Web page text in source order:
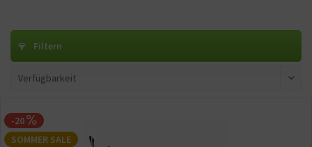
Filtern
-20
SOMMER SALE